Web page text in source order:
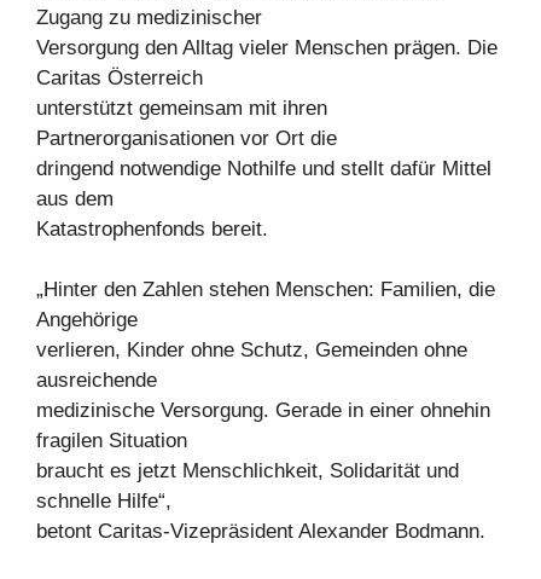
Zugang zu medizinischer
Versorgung den Alltag vieler Menschen prägen. Die
Caritas Österreich
unterstützt gemeinsam mit ihren
Partnerorganisationen vor Ort die
dringend notwendige Nothilfe und stellt dafür Mittel
aus dem
Katastrophenfonds bereit.
„Hinter den Zahlen stehen Menschen: Familien, die
Angehörige
verlieren, Kinder ohne Schutz, Gemeinden ohne
ausreichende
medizinische Versorgung. Gerade in einer ohnehin
fragilen Situation
braucht es jetzt Menschlichkeit, Solidarität und
schnelle Hilfe“,
betont Caritas-Vizepräsident Alexander Bodmann.